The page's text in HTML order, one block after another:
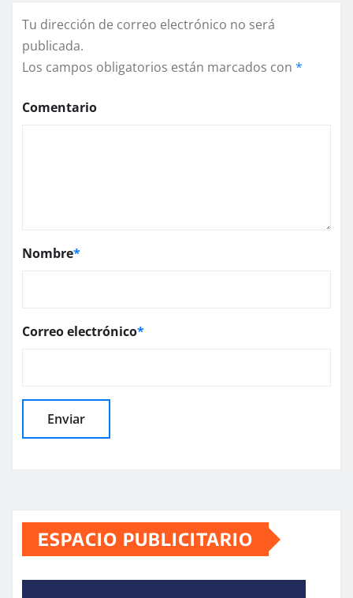
Tu dirección de correo electrónico no será
publicada.
Los campos obligatorios están marcados con *
Comentario
Nombre*
Correo electrónico*
ESPACIO PUBLICITARIO